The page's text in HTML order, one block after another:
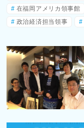
在福岡アメリカ領事館
政治経済担当領事